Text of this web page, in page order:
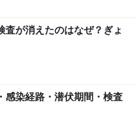
いように、抗真菌薬
塗ったり、ミコナゾ
塗布します。ピオクタ
で衣服に付くと取れに
クタニン水溶液が動物
査が消えたのはなぜ？ぎょ
感染経路・潜伏期間・検査